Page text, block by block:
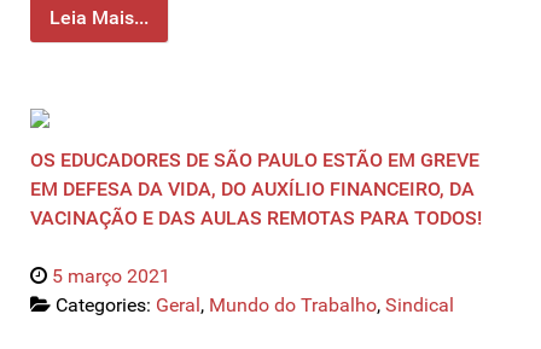
Leia Mais...
OS EDUCADORES DE SÃO PAULO ESTÃO EM GREVE
EM DEFESA DA VIDA, DO AUXÍLIO FINANCEIRO, DA
VACINAÇÃO E DAS AULAS REMOTAS PARA TODOS!
5 março 2021
Categories: Geral, Mundo do Trabalho, Sindical